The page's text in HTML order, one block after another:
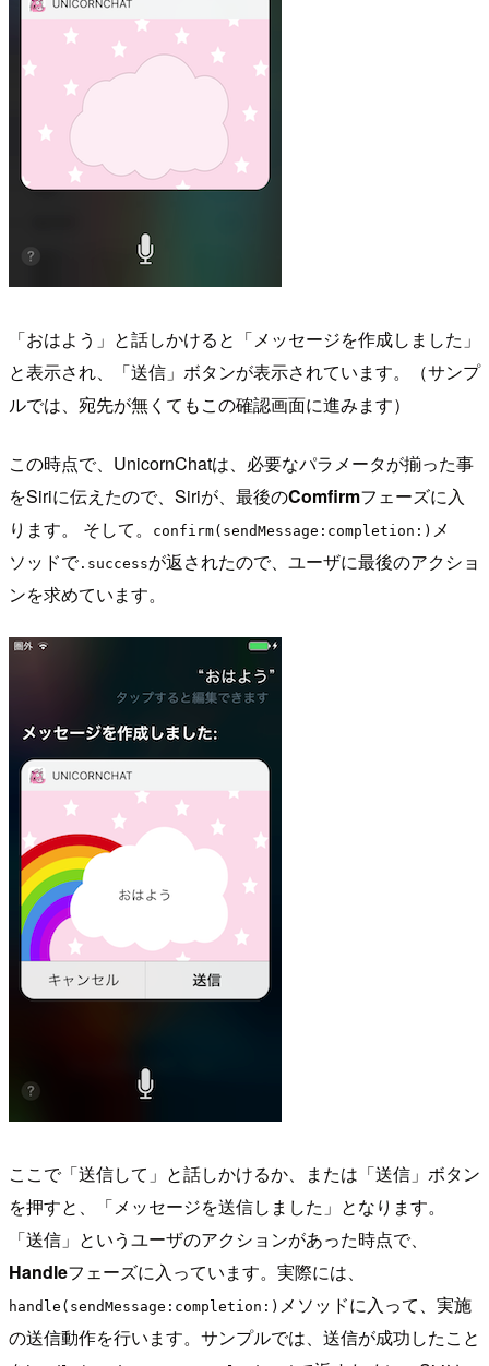
「おはよう」と話しかけると「メッセージを作成しました」
と表示され、「送信」ボタンが表示されています。（サンプ
ルでは、宛先が無くてもこの確認画面に進みます）
この時点で、UnicornChatは、必要なパラメータが揃った事
をSiriに伝えたので、Siriが、最後のComfirmフェーズに入
ります。 そして。
confirm(sendMessage:completion:) メ
ソッドで.successが返されたので、ユーザに最後のアクショ
ンを求めています。
ここで「送信して」と話しかけるか、または「送信」ボタン
を押すと、「メッセージを送信しました」となります。
「送信」というユーザのアクションがあった時点で、
Handleフェーズに入っています。実際には、
handle(sendMessage:completion:) メソッドに入って、実施
の送信動作を行います。サンプルでは、送信が成功したこと